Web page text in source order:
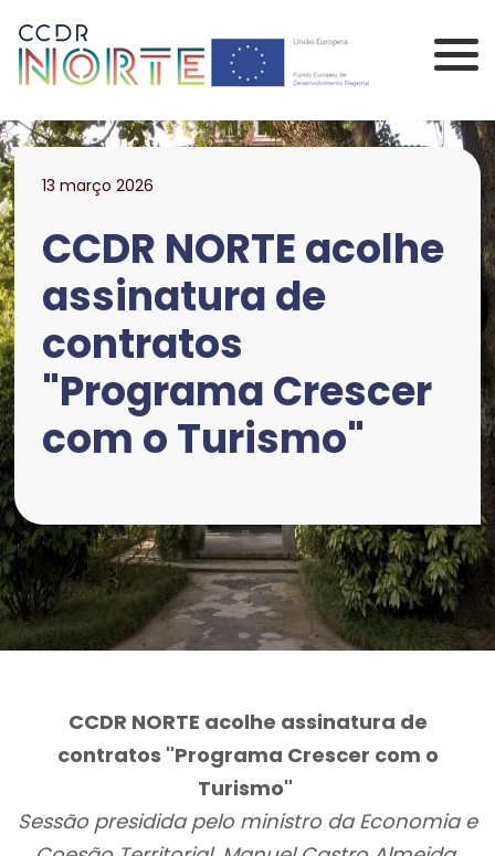
Comissão de
13 março 2026
CCDR NORTE acolhe
assinatura de
contratos
"Programa Crescer
com o Turismo"
CCDR NORTE acolhe assinatura de
contratos "Programa Crescer com o
Turismo"
Sessão presidida pelo ministro da Economia e